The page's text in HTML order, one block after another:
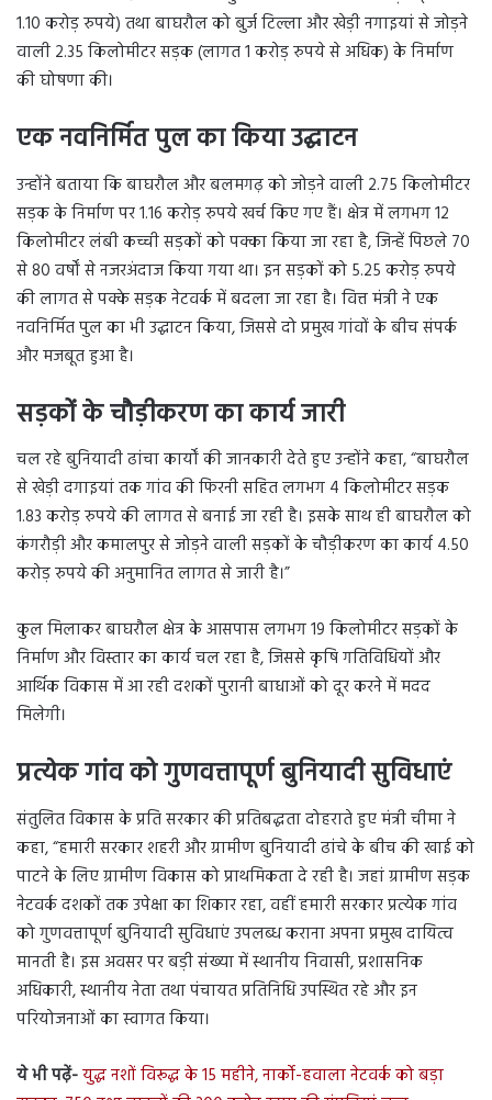
1.10 करोड़ रुपये) तथा बाघरौल को बुर्ज टिल्ला और खेड़ी नगाइयां से जोड़ने
वाली 2.35 किलोमीटर सड़क (लागत 1 करोड़ रुपये से अधिक) के निर्माण
की घोषणा की।
एक नवनिर्मित पुल का किया उद्घाटन
उन्होंने बताया कि बाघरौल और बलमगढ़ को जोड़ने वाली 2.75 किलोमीटर
सड़क के निर्माण पर 1.16 करोड़ रुपये खर्च किए गए हैं। क्षेत्र में लगभग 12
किलोमीटर लंबी कच्ची सड़कों को पक्का किया जा रहा है, जिन्हें पिछले 70
से 80 वर्षों से नजरअंदाज किया गया था। इन सड़कों को 5.25 करोड़ रुपये
की लागत से पक्के सड़क नेटवर्क में बदला जा रहा है। वित्त मंत्री ने एक
नवनिर्मित पुल का भी उद्घाटन किया, जिससे दो प्रमुख गांवों के बीच संपर्क
और मजबूत हुआ है।
सड़कों के चौड़ीकरण का कार्य जारी
चल रहे बुनियादी ढांचा कार्यों की जानकारी देते हुए उन्होंने कहा, “बाघरौल
से खेड़ी दगाइयां तक गांव की फिरनी सहित लगभग 4 किलोमीटर सड़क
1.83 करोड़ रुपये की लागत से बनाई जा रही है। इसके साथ ही बाघरौल को
कंगरौड़ी और कमालपुर से जोड़ने वाली सड़कों के चौड़ीकरण का कार्य 4.50
करोड़ रुपये की अनुमानित लागत से जारी है।”
कुल मिलाकर बाघरौल क्षेत्र के आसपास लगभग 19 किलोमीटर सड़कों के
निर्माण और विस्तार का कार्य चल रहा है, जिससे कृषि गतिविधियों और
आर्थिक विकास में आ रही दशकों पुरानी बाधाओं को दूर करने में मदद
मिलेगी।
प्रत्येक गांव को गुणवत्तापूर्ण बुनियादी सुविधाएं
संतुलित विकास के प्रति सरकार की प्रतिबद्धता दोहराते हुए मंत्री चीमा ने
कहा, “हमारी सरकार शहरी और ग्रामीण बुनियादी ढांचे के बीच की खाई को
पाटने के लिए ग्रामीण विकास को प्राथमिकता दे रही है। जहां ग्रामीण सड़क
नेटवर्क दशकों तक उपेक्षा का शिकार रहा, वहीं हमारी सरकार प्रत्येक गांव
को गुणवत्तापूर्ण बुनियादी सुविधाएं उपलब्ध कराना अपना प्रमुख दायित्व
मानती है। इस अवसर पर बड़ी संख्या में स्थानीय निवासी, प्रशासनिक
अधिकारी, स्थानीय नेता तथा पंचायत प्रतिनिधि उपस्थित रहे और इन
परियोजनाओं का स्वागत किया।
ये भी पढ़ें-युद्ध नशों विरूद्ध के 15 महीने, नार्को-हवाला नेटवर्क को बड़ा